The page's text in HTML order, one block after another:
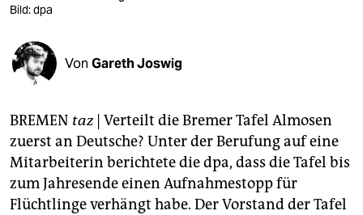
shop
fragen & hilfe
unterstützen
genossenschaft
epaper login
Bild: dpa
Von Gareth Joswig
BREMEN taz| Verteilt die Bremer Tafel Almosen
zuerst an Deutsche? Unter der Berufung auf eine
Mitarbeiterin berichtete die dpa, dass die Tafel bis
zum Jahresende einen Aufnahmestopp für
Flüchtlinge verhängt habe. Der Vorstand der Tafel